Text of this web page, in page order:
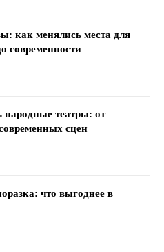
как менялись места для
современности
народные театры: от
сцен
что выгоднее в